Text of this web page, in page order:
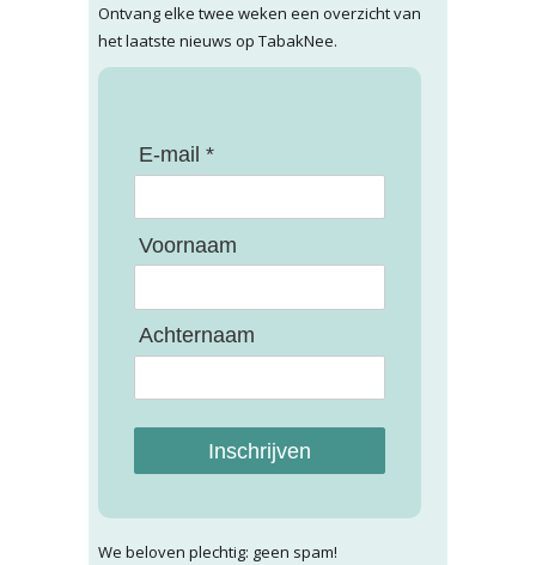
Ontvang elke twee weken een overzicht van
het laatste nieuws op TabakNee.
E-mail *
Voornaam
Achternaam
Inschrijven
We beloven plechtig: geen spam!